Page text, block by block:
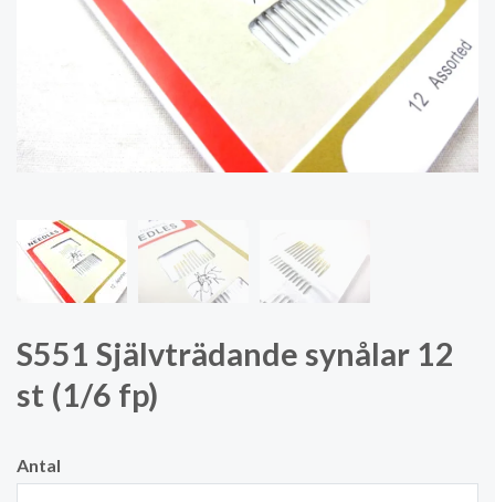
S551 Självträdande synålar 12
st (1/6 fp)
Antal